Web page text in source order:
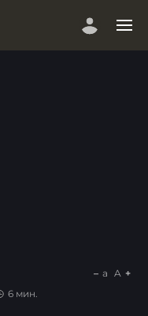
6 мин.
a A